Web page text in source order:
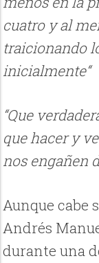
cuatro y al
traicionando
inicialmente“
“Que
que hacer y
nos engañen
Aunque cabe
Andrés
durante una